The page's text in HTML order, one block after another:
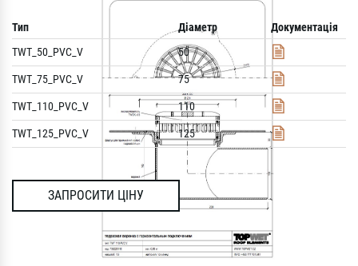
Тип Діаметр
Документація
TWT_50_PVC_V
50
TWT_75_PVC_V 75
TWT_110_PVC_V 110
TWT_125_PVC_V 125
ЗАПРОСИТИ ЦІНУ